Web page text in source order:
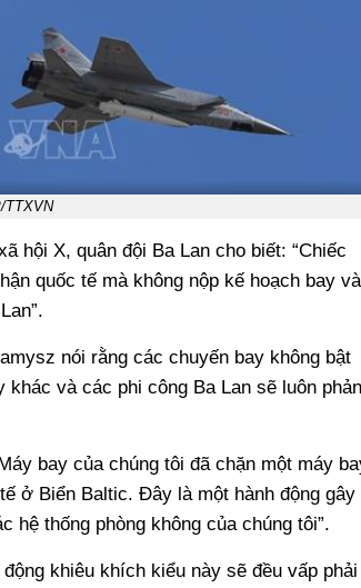
TTXVN
hội X, quân đội Ba Lan cho biết: “Chiếc
quốc tế mà không nộp kế hoạch bay và
nói rằng các chuyến bay không bật
và các phi công Ba Lan sẽ luôn phản
bay của chúng tôi đã chặn một máy
ở Biển Baltic. Đây là một hành động gây
hệ thống phòng không của chúng tôi”.
khiêu khích kiểu này sẽ đều vấp phải